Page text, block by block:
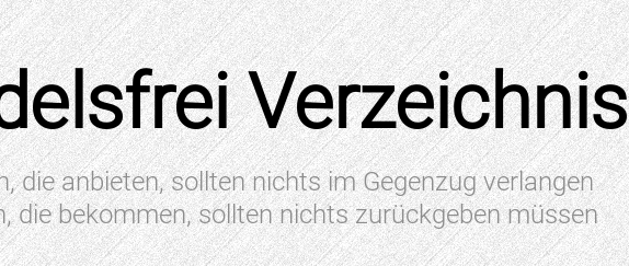
Verzeichnis
die anbieten, sollten nichts im Gegenzug verlangen
die bekommen, sollten nichts zurückgeben müssen